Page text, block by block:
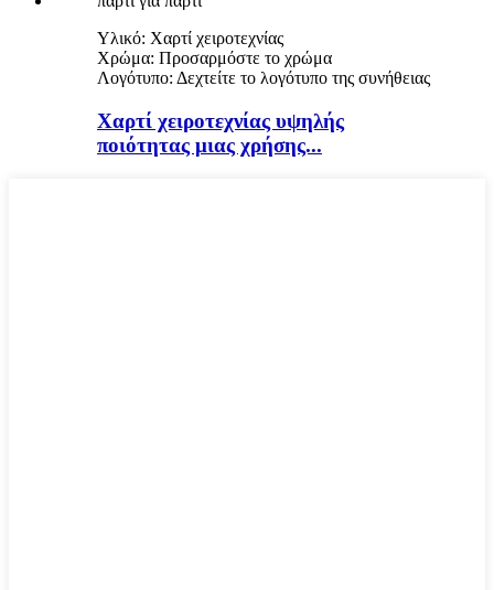
Υλικό: Χαρτί χειροτεχνίας
Χρώμα: Προσαρμόστε το χρώμα
Λογότυπο: Δεχτείτε το λογότυπο της συνήθειας
Χαρτί χειροτεχνίας υψηλής
ποιότητας μιας χρήσης...